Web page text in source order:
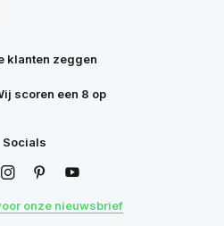
klanten zeggen
scoren een 8 op
Socials
onze nieuwsbrief